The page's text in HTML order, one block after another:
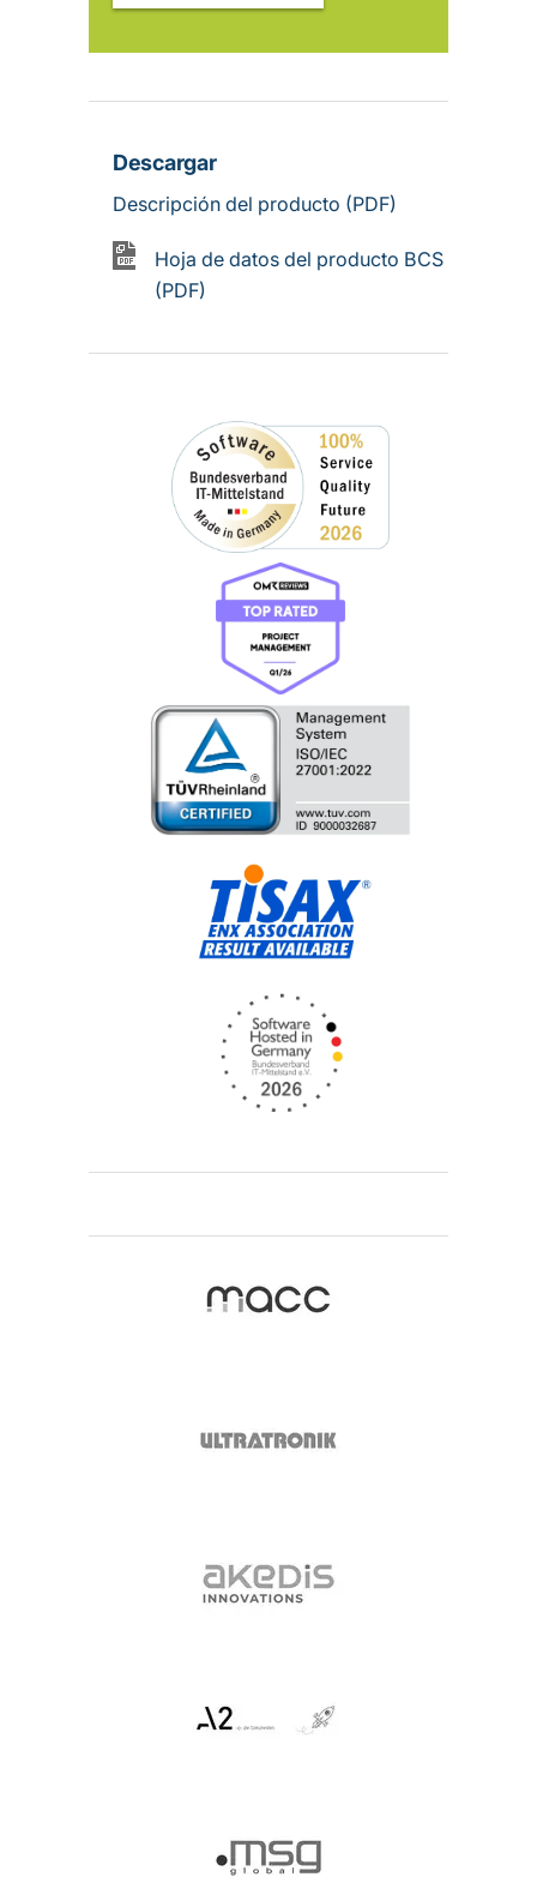
Descargar
Descripción del producto (PDF)
Hoja de datos del producto BCS
(PDF)